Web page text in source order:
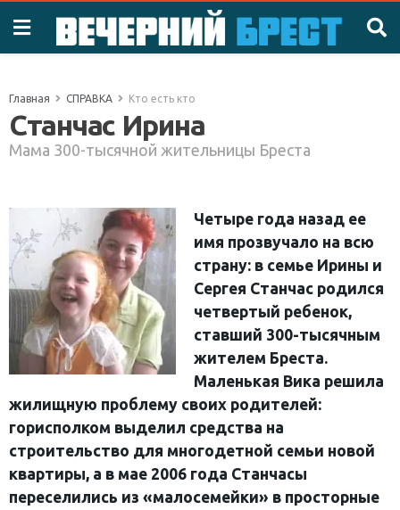
Главная СПРАВКА Кто есть кто
Станчас Ирина
Мама 300-тысячной жительницы Бреста
Четыре года назад ее
имя прозвучало на всю
страну: в семье Ирины и
Сергея Станчас родился
четвертый ребенок,
ставший 300-тысячным
жителем Бреста.
Маленькая Вика решила
жилищную проблему своих родителей:
горисполком выделил средства на
строительство для многодетной семьи новой
квартиры, а в мае 2006 года Станчасы
переселились из «малосемейки» в просторные